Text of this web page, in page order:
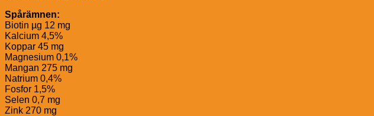
Spårämnen:
Biotin µg 12 mg
Kalcium 4,5%
Koppar 45 mg
Magnesium 0,1%
Mangan 275 mg
Natrium 0,4%
Fosfor 1,5%
Selen 0,7 mg
Zink 270 mg